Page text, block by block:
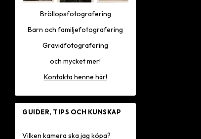
Bröllopsfotografering
Barn och familjefotografering
Gravidfotografering
och mycket mer!
Kontakta henne här!
GUIDER, TIPS OCH KUNSKAP
Vilken kamera ska jag köpa?